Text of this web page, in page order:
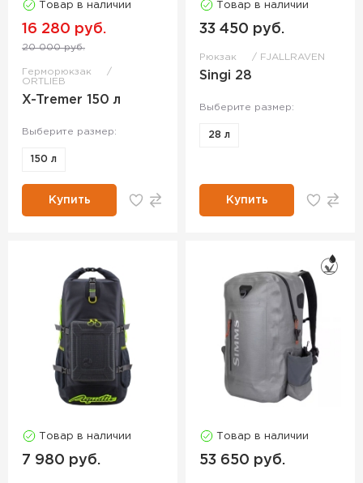
Товар в наличии
16 280 руб.
20 000 руб.
Герморюкзак
ORTLIEB
X-Tremer 150 л
Выберите размер:
150 л
Купить
Товар в наличии
33 450 руб.
Рюкзак FJALLRAVEN
Singi 28
Выберите размер:
28 л
Купить
Товар в наличии
7 980 руб.
Товар в наличии
53 650 руб.